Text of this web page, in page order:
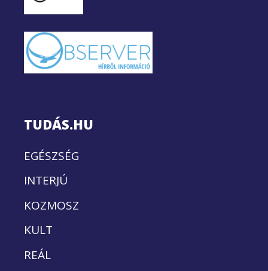
TUDÁS.HU
EGÉSZSÉG
INTERJÚ
KOZMOSZ
KULT
REÁL